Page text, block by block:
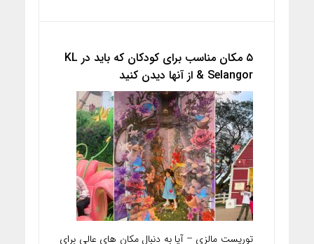
۵ مکان مناسب برای کودکان که باید در KL
& Selangor از آنها دیدن کنید
توریست مالزی – آیا به دنبال مکان های عالی برای